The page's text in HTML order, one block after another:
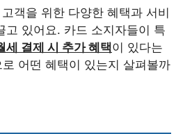
객을 위한 다양한 혜택과 서비
고 있어요. 카드 소지자들이 특
세 결제 시 추가 혜택이 있다는
어떤 혜택이 있는지 살펴볼까